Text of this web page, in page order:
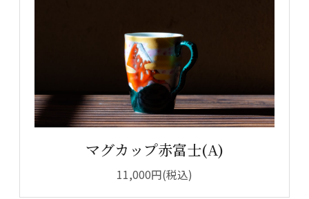
マグカップ赤富士(A)
11,000円(税込)